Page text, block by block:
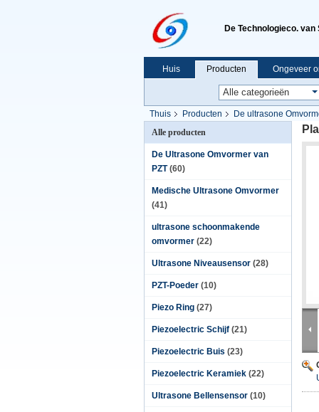
De Technologieco.
Huis Producten Ongeveer
Thuis Producten De ultrasone
Alle producten
De Ultrasone Omvormer van
PZT (60)
Medische Ultrasone Omvormer
(41)
ultrasone schoonmakende
omvormer (22)
Ultrasone Niveausensor (28)
PZT-Poeder (10)
Piezo Ring (27)
Piezoelectric Schijf (21)
Piezoelectric Buis (23)
Piezoelectric Keramiek (22)
Ultrasone Bellensensor (10)